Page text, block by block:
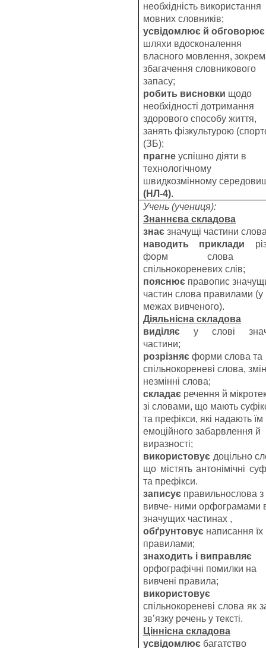
необхідність використання
мовних словників;
усвідомлює й обговорює
шляхи вдосконалення
власного мовлення,
збагачення словникового
запасу;
робить висновки щодо
необхідності дотримання
здорового способу життя,
занять фізкультурою
(ЗБ);
прагне успішно діяти в
технологічному
швидкозмінному
(НЛ-4).
Учень (учениця):
Знаннєва складова
знає значущі частини
наводить приклади
форм слова
спільнокореневих слів;
пояснює правопис
частин слова правилами (у
межах вивченого).
Діяльнісна складова
виділяєу слові
частини;
розрізняє форми слова та
спільнокореневі слова,
незмінні слова;
складає речення й
зі словами, що мають
та префікси, які надають їм
емоційного забарвлення й
виразності;
використовує доцільно
що містять антонімічні
та префікси.
записує правильнослова з
вивче- ними орфограмами
значущих частинах ,
обґрунтовує написання їх
правилами;
знаходить і виправляє
орфографічні помилки на
вивчені правила;
використовує
спільнокореневі слова як
зв’язку речень у тексті.
Ціннісна складова
усвідомлює багатство